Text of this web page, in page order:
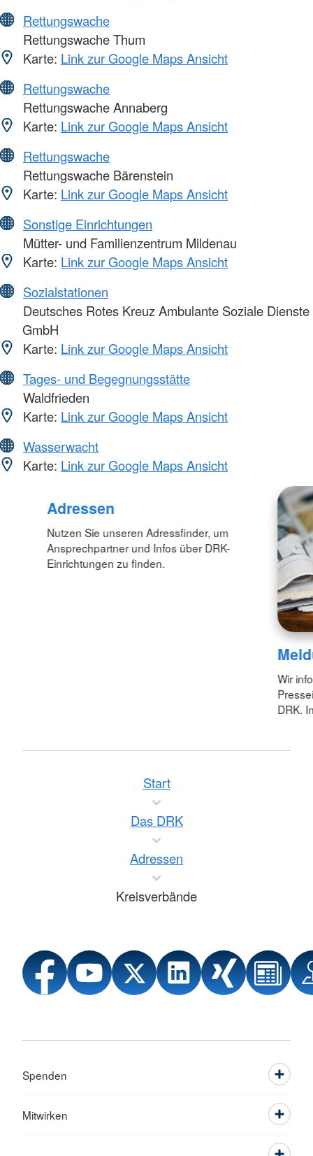
Rettungswache
Rettungswache Thum
Karte: Link zur Google Maps Ansicht
Rettungswache
Rettungswache Annaberg
Karte: Link zur Google Maps Ansicht
Rettungswache
Rettungswache Bärenstein
Karte: Link zur Google Maps Ansicht
Sonstige Einrichtungen
Mütter- und Familienzentrum Mildenau
Karte: Link zur Google Maps Ansicht
Sozialstationen
Deutsches Rotes Kreuz Ambulante Soziale Dienste
GmbH
Karte: Link zur Google Maps Ansicht
Tages- und Begegnungsstätte
Waldfrieden
Karte: Link zur Google Maps Ansicht
Wasserwacht
Karte: Link zur Google Maps Ansicht
Adressen
Nutzen Sie unseren Adressfinder, um
Ansprechpartner und Infos über DRK-
Einrichtungen zu finden.
Wir
DRK.
Start
Das DRK
Adressen
Kreisverbände
Spenden
Mitwirken